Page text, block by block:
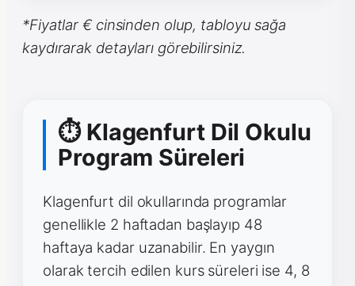
*Fiyatlar € cinsinden olup, tabloyu sağa
kaydırarak detayları görebilirsiniz.
⏱ Klagenfurt Dil Okulu
Program Süreleri
Klagenfurt dil okullarında programlar
genellikle 2 haftadan başlayıp 48
haftaya kadar uzanabilir. En yaygın
olarak tercih edilen kurs süreleri ise 4, 8